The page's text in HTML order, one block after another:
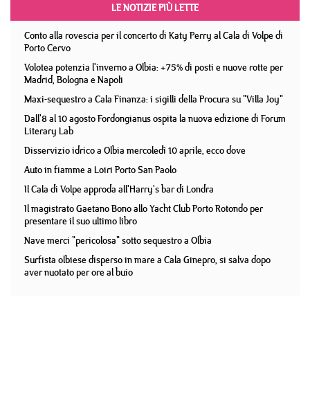
LE NOTIZIE PIÙ LETTE
Conto alla rovescia per il concerto di Katy Perry al Cala di Volpe di
Porto Cervo
Volotea potenzia l'inverno a Olbia: +75% di posti e nuove rotte per
Madrid, Bologna e Napoli
Maxi-sequestro a Cala Finanza: i sigilli della Procura su "Villa Joy"
Dall'8 al 10 agosto Fordongianus ospita la nuova edizione di Forum
Literary Lab
Disservizio idrico a Olbia mercoledì 10 aprile, ecco dove
Auto in fiamme a Loiri Porto San Paolo
Il Cala di Volpe approda all'Harry's bar di Londra
Il magistrato Gaetano Bono allo Yacht Club Porto Rotondo per
presentare il suo ultimo libro
Nave merci "pericolosa" sotto sequestro a Olbia
Surfista olbiese disperso in mare a Cala Ginepro, si salva dopo
aver nuotato per ore al buio